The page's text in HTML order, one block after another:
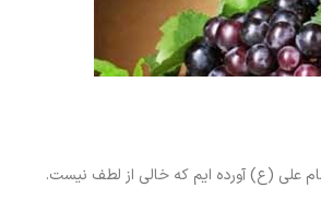
علی (ع) آورده ایم که خالی از لطف نیست.